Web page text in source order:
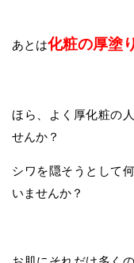
あとは化粧の厚塗り
ほら、よく厚化粧の
せんか？
シワを隠そうとして
いませんか？